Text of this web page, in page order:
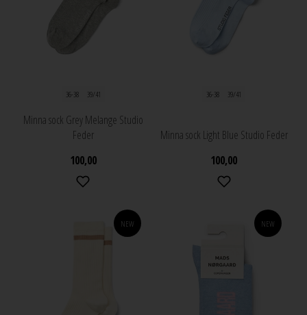
36-38 39/41
Minna sock Grey Melange Studio
Feder
100,00
36-38 39/41
Minna sock Light Blue Studio Feder
100,00
NEW NEW